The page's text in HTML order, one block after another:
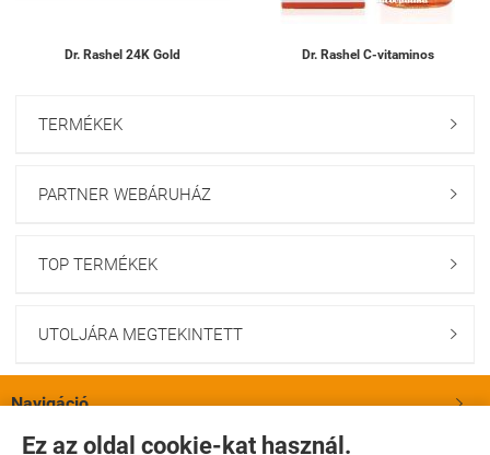
Ez az oldal cookie-kat használ.
Dr. Rashel 24K Gold Dr. Rashel C-vitaminos
TERMÉKEK 
PARTNER WEBÁRUHÁZ 
TOP TERMÉKEK 
UTOLJÁRA MEGTEKINTETT 
Navigáció 